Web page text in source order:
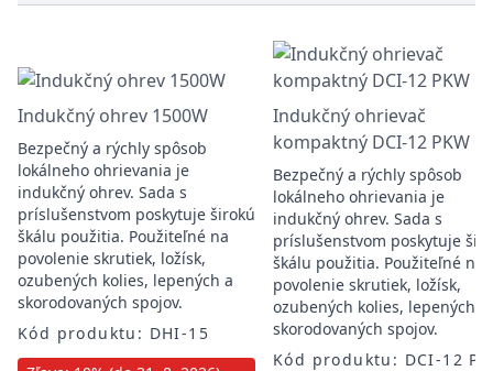
Indukčný ohrev 1500W
Bezpečný a rýchly spôsob
lokálneho ohrievania je
indukčný ohrev. Sada s
príslušenstvom poskytuje širokú
škálu použitia. Použiteľné na
povolenie skrutiek, ložísk,
ozubených kolies, lepených a
skorodovaných spojov.
Kód produktu: DHI-15
Indukčný ohrievač
kompaktný DCI-12 PKW
Bezpečný a rýchly spôsob
lokálneho ohrievania je
indukčný ohrev. Sada s
príslušenstvom poskytuje
škálu použitia. Použiteľné na
povolenie skrutiek, ložísk,
ozubených kolies, lepených a
skorodovaných spojov.
Kód produktu: DCI-12